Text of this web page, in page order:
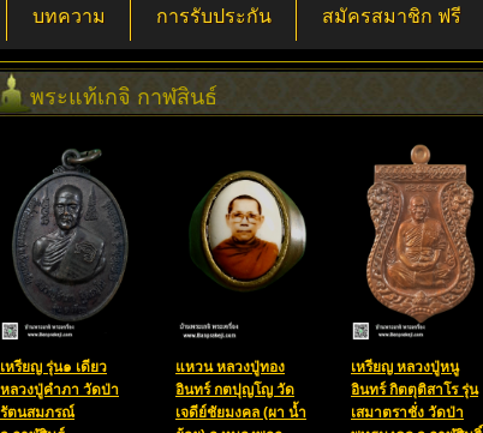
สมัครสมาชิก ฟรี
การรับประกัน
บทความ
พระแท้เกจิ กาฬสินธ์
เหรียญ รุ่น๑ เดียว
หลวงปู่คำภา วัดป่า
รัตนสมภรณ์
แหวน หลวงปู่ทอง
อินทร์ กตปุญโญ วัด
เจดีย์ชัยมงคล (ผา น้ำ
เหรียญ หลวงปู่หนู
อินทร์ กิตตุติสาโร รุ่น
เสมาตราชั่ง วัดป่า